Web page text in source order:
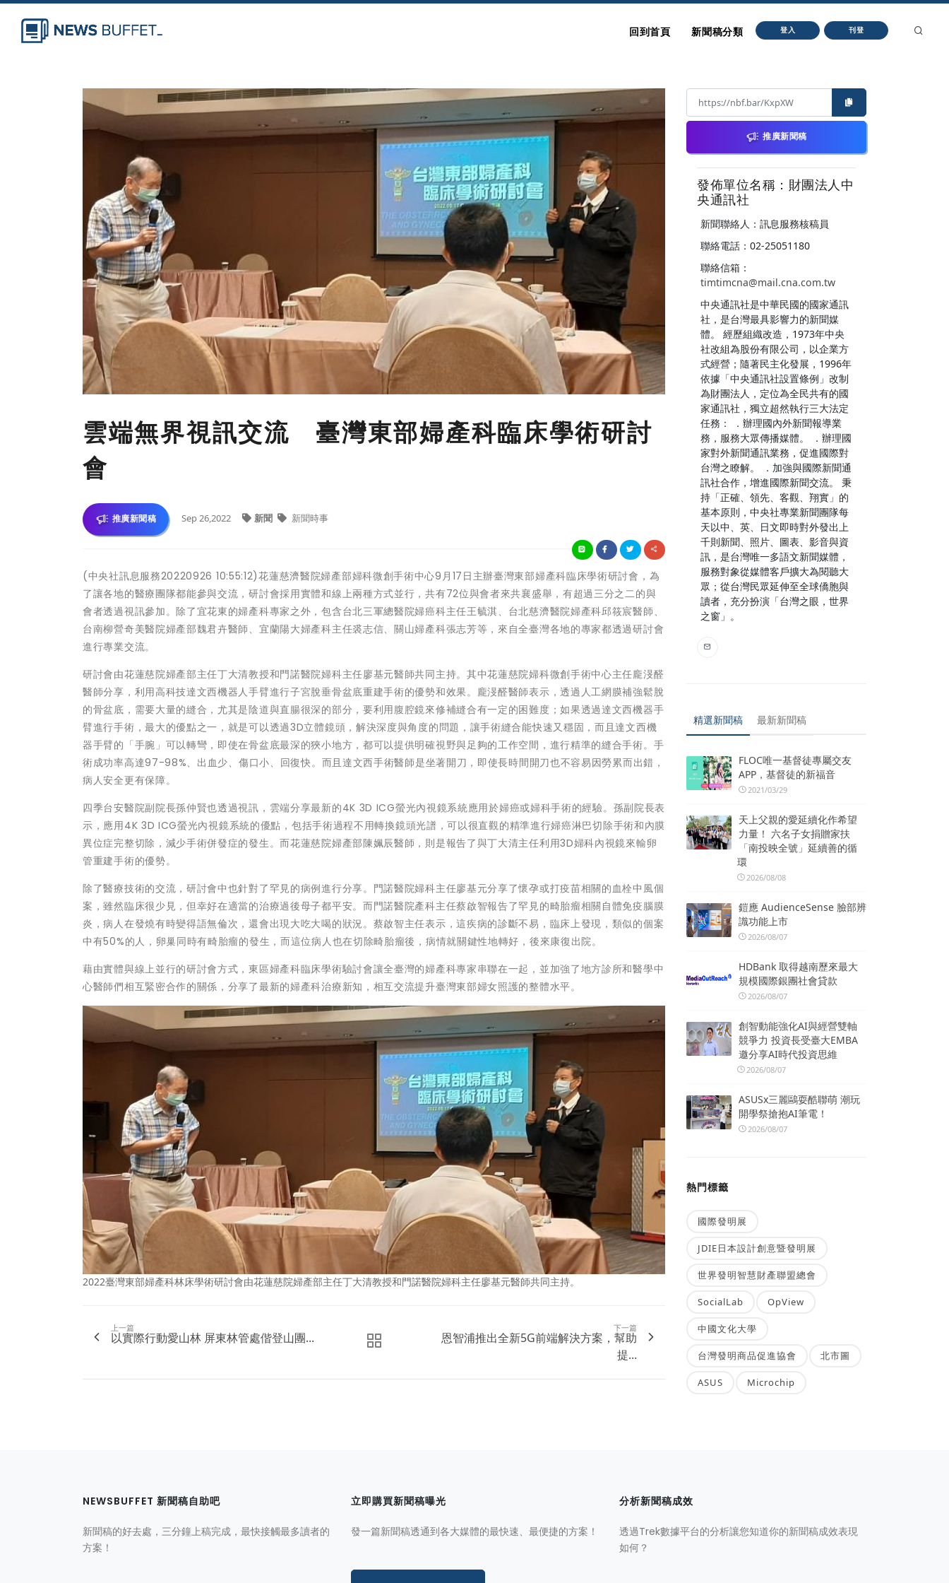
回到首頁 新聞稿分類 登入 刊登
雲端無界視訊交流 臺灣東部婦產科臨床學術研討
會
推廣新聞稿 Sep 26,2022 新聞 新聞時事
(中央社訊息服務20220926 10:55:12)花蓮慈濟醫院婦產部婦科微創手術中心9月17日主辦臺灣東部婦產科臨床學術研討會，為
了讓各地的醫療團隊都能參與交流，研討會採用實體和線上兩種方式並行，共有72位與會者來共襄盛舉，有超過三分之二的與
會者透過視訊參加。除了宜花東的婦產科專家之外，包含台北三軍總醫院婦癌科主任王毓淇、台北慈濟醫院婦產科邱筱宸醫師、
台南柳營奇美醫院婦產部魏君卉醫師、宜蘭陽大婦產科主任裘志信、關山婦產科張志芳等，來自全臺灣各地的專家都透過研討會
進行專業交流。
研討會由花蓮慈院婦產部主任丁大清教授和門諾醫院婦科主任廖基元醫師共同主持。其中花蓮慈院婦科微創手術中心主任龐渂醛
醫師分享，利用高科技達文西機器人手臂進行子宮脫垂骨盆底重建手術的優勢和效果。龐渂醛醫師表示，透過人工網膜補強鬆脫
的骨盆底，需要大量的縫合，尤其是陰道與直腸很深的部分，要利用腹腔鏡來修補縫合有一定的困難度；如果透過達文西機器手
臂進行手術，最大的優點之一，就是可以透過3D立體鏡頭，解決深度與角度的問題，讓手術縫合能快速又穩固，而且達文西機
器手臂的「手腕」可以轉彎，即使在骨盆底最深的狹小地方，都可以提供明確視野與足夠的工作空間，進行精準的縫合手術。手
術成功率高達97-98%、出血少、傷口小、回復快。而且達文西手術醫師是坐著開刀，即使長時間開刀也不容易因勞累而出錯，
病人安全更有保障。
四季台安醫院副院長孫仲賢也透過視訊，雲端分享最新的4K 3D ICG螢光內視鏡系統應用於婦癌或婦科手術的經驗。孫副院長表
示，應用4K 3D ICG螢光內視鏡系統的優點，包括手術過程不用轉換鏡頭光譜，可以很直觀的精準進行婦癌淋巴切除手術和內膜
異位症完整切除，減少手術併發症的發生。而花蓮慈院婦產部陳姵辰醫師，則是報告了與丁大清主任利用3D婦科內視鏡來輸卵
管重建手術的優勢。
除了醫療技術的交流，研討會中也針對了罕見的病例進行分享。門諾醫院婦科主任廖基元分享了懷孕或打疫苗相關的血栓中風個
案，雖然臨床很少見，但幸好在適當的治療過後母子都平安。而門諾醫院產科主任蔡啟智報告了罕見的畸胎瘤相關自體免疫腦膜
炎，病人在發燒有時變得語無倫次，還會出現大吃大喝的狀況。蔡啟智主任表示，這疾病的診斷不易，臨床上發現，類似的個案
中有50%的人，卵巢同時有畸胎瘤的發生，而這位病人也在切除畸胎瘤後，病情就關鍵性地轉好，後來康復出院。
藉由實體與線上並行的研討會方式，東區婦產科臨床學術驗討會讓全臺灣的婦產科專家串聯在一起，並加強了地方診所和醫學中
心醫師們相互緊密合作的關係，分享了最新的婦產科治療新知，相互交流提升臺灣東部婦女照護的整體水平。
2022臺灣東部婦產科林床學術研討會由花蓮慈院婦產部主任丁大清教授和門諾醫院婦科主任廖基元醫師共同主持。
上一篇
以實際行動愛山林 屏東林管處偕登山團...
下一篇
恩智浦推出全新5G前端解決方案，幫助
提...
推廣新聞稿
發佈單位名稱：財團法人中
央通訊社
新聞聯絡人：訊息服務核稿員
聯絡電話：02-25051180
聯絡信箱：
timtimcna@mail.cna.com.tw
中央通訊社是中華民國的國家通訊
社，是台灣最具影響力的新聞媒
體。 經歷組織改造，1973年中央
社改組為股份有限公司，以企業方
式經營；隨著民主化發展，1996年
依據「中央通訊社設置條例」改制
為財團法人，定位為全民共有的國
家通訊社，獨立超然執行三大法定
任務： ．辦理國內外新聞報導業
務，服務大眾傳播媒體。 ．辦理國
家對外新聞通訊業務，促進國際對
台灣之瞭解。 ．加強與國際新聞通
訊社合作，增進國際新聞交流。 秉
持「正確、領先、客觀、翔實」的
基本原則，中央社專業新聞團隊每
天以中、英、日文即時對外發出上
千則新聞、照片、圖表、影音與資
訊，是台灣唯一多語文新聞媒體，
服務對象從媒體客戶擴大為閱聽大
眾；從台灣民眾延伸至全球僑胞與
讀者，充分扮演「台灣之眼，世界
之窗」。
精選新聞稿 最新新聞稿
FLOC唯一基督徒專屬交友
APP，基督徒的新福音
2021/03/29
天上父親的愛延續化作希望
力量！ 六名子女捐贈家扶
「南投映全號」延續善的循
環
2026/08/08
鎧應 AudienceSense 臉部辨
識功能上市
2026/08/07
HDBank 取得越南歷來最大
規模國際銀團社會貸款
2026/08/07
創智動能強化AI與經營雙軸
競爭力 投資長受臺大EMBA
邀分享AI時代投資思維
2026/08/07
ASUSx三麗鷗耍酷聯萌 潮玩
開學祭搶抱AI筆電！
2026/08/07
熱門標籤
國際發明展
JDIE日本設計創意暨發明展
世界發明智慧財產聯盟總會
SocialLab OpView
中國文化大學
台灣發明商品促進協會 北市圖
ASUS Microchip
NEWSBUFFET 新聞稿自助吧
新聞稿的好去處，三分鐘上稿完成，最快接觸最多讀者的
方案！
立即購買新聞稿曝光
發一篇新聞稿透通到各大媒體的最快速、最便捷的方案！
分析新聞稿成效
透過Trek數據平台的分析讓您知道你的新聞稿成效表現
如何？